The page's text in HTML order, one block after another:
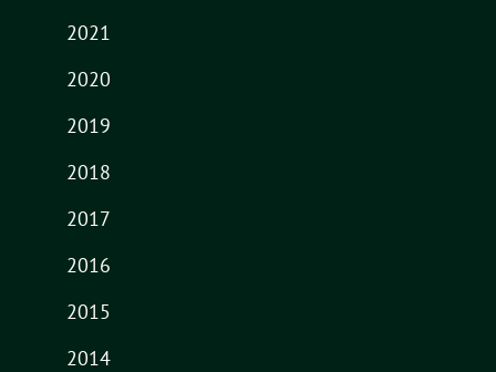
2021
2020
2019
2018
2017
2016
2015
2014